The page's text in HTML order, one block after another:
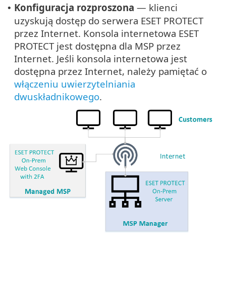
• Konfiguracja rozproszona — klienci
uzyskują dostęp do serwera ESET PROTECT
przez Internet. Konsola internetowa ESET
PROTECT jest dostępna dla MSP przez
Internet. Jeśli konsola internetowa jest
dostępna przez Internet, należy pamiętać o
włączeniu uwierzytelniania
dwuskładnikowego.